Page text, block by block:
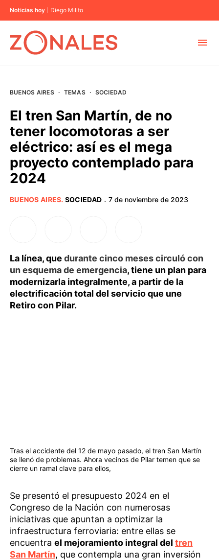
Noticias hoy Diego Milito
BUENOS AIRES
PROVINCIAS
BUENOS AIRES · TEMAS · SOCIEDAD
El tren San Martín, de no
tener locomotoras a ser
eléctrico: así es el mega
proyecto contemplado para
2024
BUENOS AIRES. SOCIEDAD · 7 de noviembre de 2023
La línea, que durante cinco meses circuló con
un esquema de emergencia, tiene un plan para
modernizarla integralmente, a partir de la
electrificación total del servicio que une
Retiro con Pilar.
Tras el accidente del 12 de mayo pasado, el tren San Martín
se llenó de problemas. Ahora vecinos de Pilar temen que se
cierre un ramal clave para ellos,
Se presentó el presupuesto 2024 en el
Congreso de la Nación con numerosas
iniciativas que apuntan a optimizar la
infraestructura ferroviaria: entre ellas se
encuentra el mejoramiento integral del tren
San Martín, que contempla una gran inversión